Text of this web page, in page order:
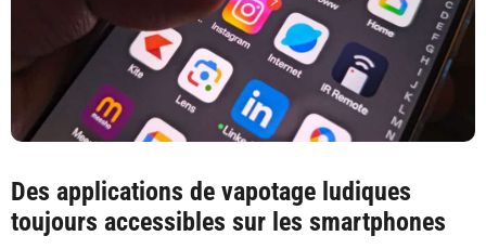
Des applications de vapotage ludiques
toujours accessibles sur les smartphones